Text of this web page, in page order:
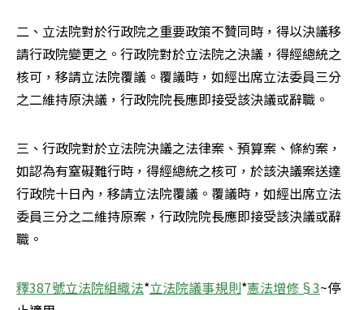
二、立法院對於行政院之重要政策不贊同時，得以決議移
請行政院變更之。行政院對於立法院之決議，得經總統之
核可，移請立法院覆議。覆議時，如經出席立法委員三分
之二維持原決議，行政院院長應即接受該決議或辭職。
三、行政院對於立法院決議之法律案、預算案、條約案，
如認為有窒礙難行時，得經總統之核可，於該決議案送達
行政院十日內，移請立法院覆議。覆議時，如經出席立法
委員三分之二維持原案，行政院院長應即接受該決議或辭
職。
釋387號立法院組織法*立法院議事規則*憲法增修§3~停